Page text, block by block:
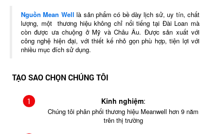
Nguồn Mean Well là sản phẩm có bề dày lịch sử, uy tín, chất
lượng, một thương hiệu không chỉ nổi tiếng tại Đài Loan mà
còn được ưa chuộng ở Mỹ và Châu Âu. Được sản xuất với
công nghệ hiện đại, với thiết kế nhỏ gọn phù hợp, tiện lợi với
nhiều mục đích sử dụng.
TẠO SAO CHỌN CHÚNG TÔI
Kinh nghiệm:
Chúng tôi phân phối thương hiệu Meanwell hơn 9 năm
trên thị trường